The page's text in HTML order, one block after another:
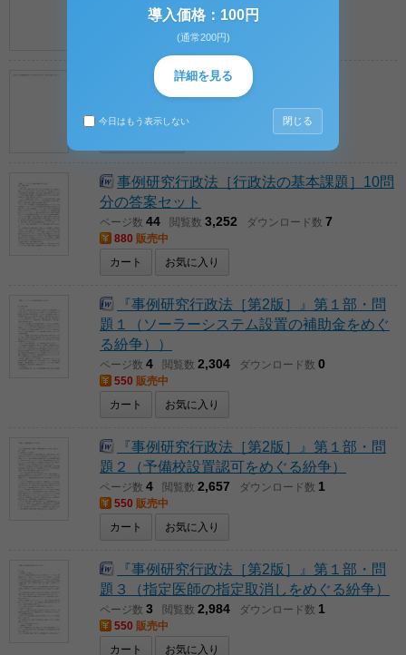
全体公開
大学学校図書
閲覧数 771 ダウンロード数
全体公開
事例研究行政法［行政法の基本課題］10問
分の答案セット
ページ数 44 閲覧数 3,252 ダウンロード数 7
880 販売中
カート
お気に入り
『事例研究行政法［第2版］』第１部・問
題１（ソーラーシステム設置の補助金をめぐ
る紛争））
ページ数 4 閲覧数 2,304 ダウンロード数 0
550 販売中
カート
お気に入り
『事例研究行政法［第2版］』第１部・問
題２（予備校設置認可をめぐる紛争）
ページ数 4 閲覧数 2,657 ダウンロード数 1
550 販売中
カート
お気に入り
『事例研究行政法［第2版］』第１部・問
題３（指定医師の指定取消しをめぐる紛争）
ページ数 3 閲覧数 2,984 ダウンロード数 1
550 販売中
カート
お気に入り
導入価格：100円
(通常200円)
詳細を見る
今日はもう表示しない 閉じる